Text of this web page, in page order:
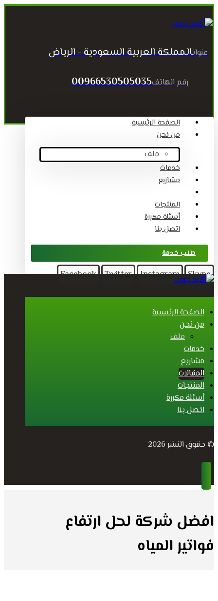
عنوانالمملكة العربية السعودية - الرياض
رقم الهاتف00966530505035
الصفحة الرئيسية
من نحن
ملف
خدمات
مشاريع
المنتجات
أسئلة مكررة
اتصل بنا
طلب خدمة
Facebook Twitter Instagram Skype
الصفحة الرئيسية
من نحن
ملف
خدمات
مشاريع
المقالات
المنتجات
أسئلة مكررة
اتصل بنا
© حقوق النشر 2026
افضل شركة لحل ارتفاع
فواتير المياه